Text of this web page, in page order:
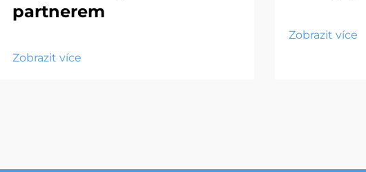
partnerem
Zobrazit více
Zobrazit více